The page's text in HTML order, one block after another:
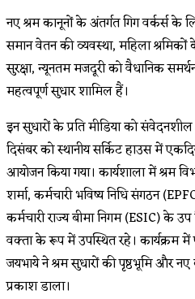
नए श्रम कानूनों के अंतर्गत गिग वर्कर्स के
समान वेतन की व्यवस्था, महिला
सुरक्षा, न्यूनतम मजदूरी को वैधानिक
महत्वपूर्ण सुधार शामिल हैं।
इन सुधारों के प्रति मीडिया को
दिसंबर को स्थानीय सर्किट हाउस में
आयोजन किया गया। कार्यशाला में श्रम
शर्मा, कर्मचारी भविष्य निधि संगठन
कर्मचारी राज्य बीमा निगम (ESIC) के
वक्ता के रूप में उपस्थित रहे। कार्यक्रम
जयभाये ने श्रम सुधारों की पृष्ठभूमि और
प्रकाश डाला।